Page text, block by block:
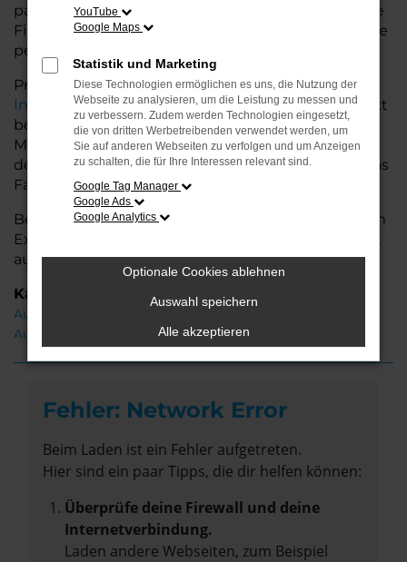
passenden Modells und bieten maßgeschneiderte
Finanzierungslösungen sowie Leasingoptionen, die
perfekt zu Ihrem Budget und Bedarf passen.
Profitieren Sie von zusätzlichen Services wie
Inzahlungnahme,Wartung und Reparaturendirekt
bei Ihrem Audi Autohaus in der Nähe von Weyhe.
Mit unserer großen Auswahl an Fahrzeugen und
der professionellen Beratung finden Sie bei uns das
Fahrzeug, das Ihre Ansprüche erfüllt.
Besuchen Sie uns und lassen Sie sich von unserem
Expertenteam beraten – der Audi A6 e-tron wartet
auf Sie!
Kategorie
Audi A6 e-tron Gebrauchtwagen Weyhe
Audi A6 e-tron Weyhe
Fehler: Network Error
Beim Laden ist ein Fehler aufgetreten.
Hier sind ein paar Tipps, die dir helfen können:
Überprüfe deine Firewall und deine
Internetverbindung.
Laden andere Webseiten, zum Beispiel
YouTube
Google Maps
Statistik und Marketing
Diese Technologien ermöglichen es uns, die Nutzung der
Webseite zu analysieren, um die Leistung zu messen und
zu verbessern. Zudem werden Technologien eingesetzt,
die von dritten Werbetreibenden verwendet werden, um
Sie auf anderen Webseiten zu verfolgen und um Anzeigen
zu schalten, die für Ihre Interessen relevant sind.
Google Tag Manager
Google Ads
Google Analytics
Optionale Cookies ablehnen
Auswahl speichern
Alle akzeptieren